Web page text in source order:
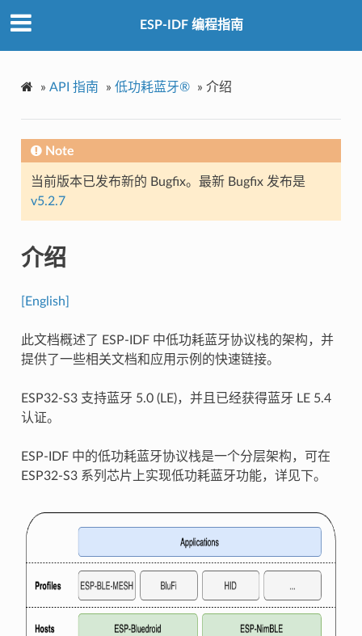
ESP-IDF 编程指南
» API 指南 » 低功耗蓝牙® » 介绍
Note
当前版本已发布新的 Bugfix。最新 Bugfix 发布是
v5.2.7
介绍
[English]
此文档概述了 ESP-IDF 中低功耗蓝牙协议栈的架构，并
提供了一些相关文档和应用示例的快速链接。
ESP32-S3 支持蓝牙 5.0 (LE)，并且已经获得蓝牙 LE 5.4
认证。
ESP-IDF 中的低功耗蓝牙协议栈是一个分层架构，可在
ESP32-S3 系列芯片上实现低功耗蓝牙功能，详见下。